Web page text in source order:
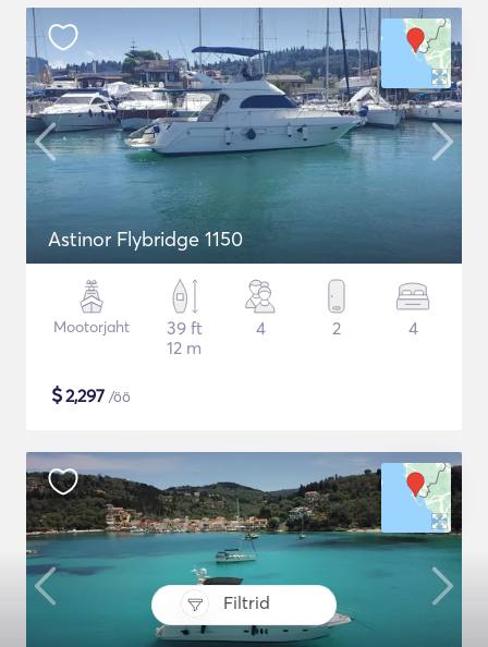
Filtrid
Astinor Flybridge 1150
Mootorjaht
39 ft
12 m
4 2 4
$2,297 /öö